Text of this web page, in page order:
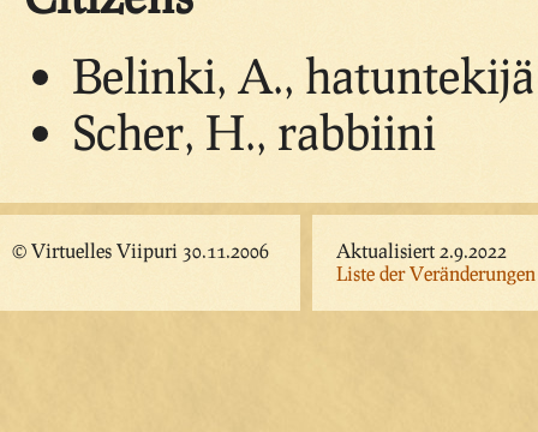
Belinki, A., hatuntekijä
Scher, H., rabbiini
© Virtuelles Viipuri 30.11.2006
Aktualisiert 2.9.2022
Liste der Veränderungen